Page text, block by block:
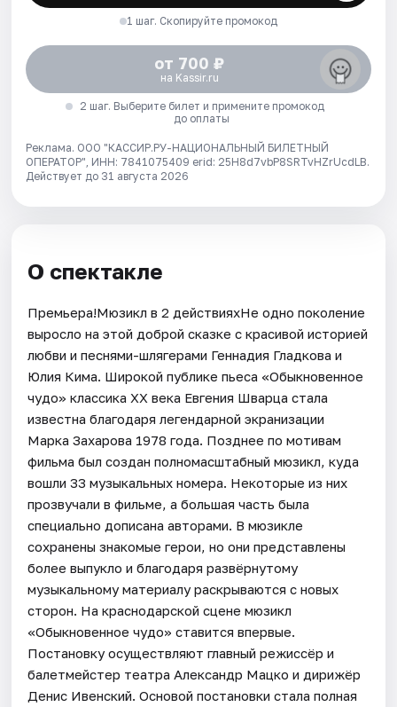
1 шаг. Скопируйте промокод
от 700 ₽
на Kassir.ru
2 шаг. Выберите билет и примените промокод
до оплаты
Реклама. ООО "КАССИР.РУ-НАЦИОНАЛЬНЫЙ БИЛЕТНЫЙ
ОПЕРАТОР", ИНН: 7841075409 erid: 25H8d7vbP8SRTvHZrUcdLB.
Действует до 31 августа 2026
О спектакле
Премьера!Мюзикл в 2 действияхНе одно поколение
выросло на этой доброй сказке с красивой историей
любви и песнями-шлягерами Геннадия Гладкова и
Юлия Кима. Широкой публике пьеса «Обыкновенное
чудо» классика XX века Евгения Шварца стала
известна благодаря легендарной экранизации
Марка Захарова 1978 года. Позднее по мотивам
фильма был создан полномасштабный мюзикл, куда
вошли 33 музыкальных номера. Некоторые из них
прозвучали в фильме, а большая часть была
специально дописана авторами. В мюзикле
сохранены знакомые герои, но они представлены
более выпукло и благодаря развёрнутому
музыкальному материалу раскрываются с новых
сторон. На краснодарской сцене мюзикл
«Обыкновенное чудо» ставится впервые.
Постановку осуществляют главный режиссёр и
балетмейстер театра Александр Мацко и дирижёр
Денис Ивенский. Основой постановки стала полная